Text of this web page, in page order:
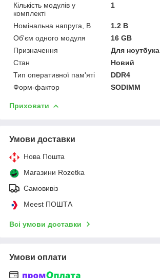
Кількість модулів у
комплекті
1
Номінальна напруга, В
1.2 В
Об'єм одного модуля
16 GB
Призначення
Для ноутбука
Стан
Новий
Тип оперативної пам'яті
DDR4
Форм-фактор
SODIMM
Приховати
Умови доставки
Нова Пошта
Магазини Rozetka
Самовивіз
Meest ПОШТА
Всі умови доставки
Умови оплати